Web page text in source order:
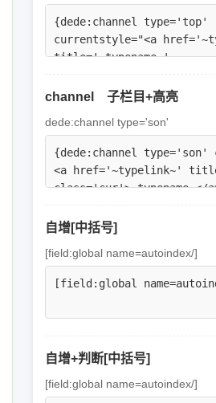
channel 子栏目+高亮
dede:channel type='son'
自增[中括号]
[field:global name=autoindex/]
自增+判断[中括号]
[field:global name=autoindex/]